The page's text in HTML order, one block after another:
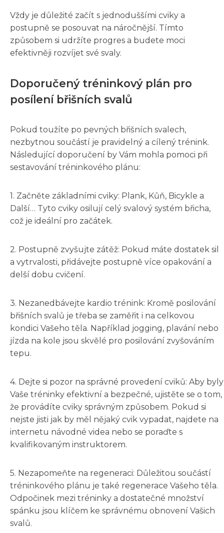
Vždy je důležité začít s jednoduššími cviky a
postupně se posouvat na náročnější. Tímto
způsobem si udržíte progres a budete moci
efektivněji rozvíjet své svaly.
Doporučený tréninkový plán pro
posílení břišních svalů
Pokud toužíte po pevných břišních svalech,
nezbytnou součástí je pravidelný a cílený trénink.
Následující doporučení by Vám mohla pomoci při
sestavování tréninkového plánu:
1. Začněte základními cviky: Plank, Kůň, Bicykle a
Další… Tyto cviky osilují celý svalový systém břicha,
což je ideální pro začátek.
2. Postupně zvyšujte zátěž: Pokud máte dostatek sil
a vytrvalosti, přidávejte postupně více opakování a
delší dobu cvičení.
3. Nezanedbávejte kardio trénink: Kromě posilování
břišních svalů je třeba se zaměřit i na celkovou
kondici Vašeho těla. Například jogging, plavání nebo
jízda na kole jsou skvělé pro posilování zvyšováním
tepu.
4. Dejte si pozor na správné provedení cviků: Aby byly
Vaše tréninky efektivní a bezpečné, ujistěte se o tom,
že provádíte cviky správným způsobem. Pokud si
nejste jisti jak by měl nějaký cvik vypadat, najdete na
internetu návodné videa nebo se poraďte s
kvalifikovaným instruktorem.
5. Nezapomeňte na regeneraci: Důležitou součástí
tréninkového plánu je také regenerace Vašeho těla.
Odpočinek mezi tréninky a dostatečné množství
spánku jsou klíčem ke správnému obnovení Vašich
svalů.